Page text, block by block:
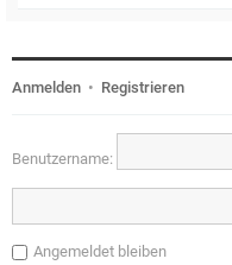
Anmelden • Registrieren
Benutzername:
Angemeldet bleiben